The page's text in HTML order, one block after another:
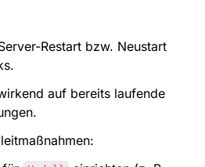
Restart bzw. Neustart
auf bereits laufende